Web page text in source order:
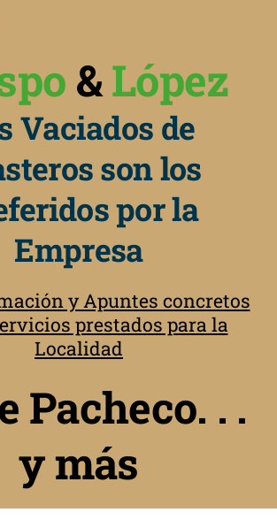
&López
Vaciados de
son los
por la
Empresa
y Apuntes concretos
prestados para la
Localidad
Pacheco. . .
y más